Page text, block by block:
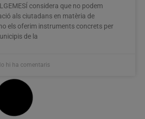
considera que no podem
als ciutadans en matèria de
els oferim instruments concrets per
de la
hi ha comentaris